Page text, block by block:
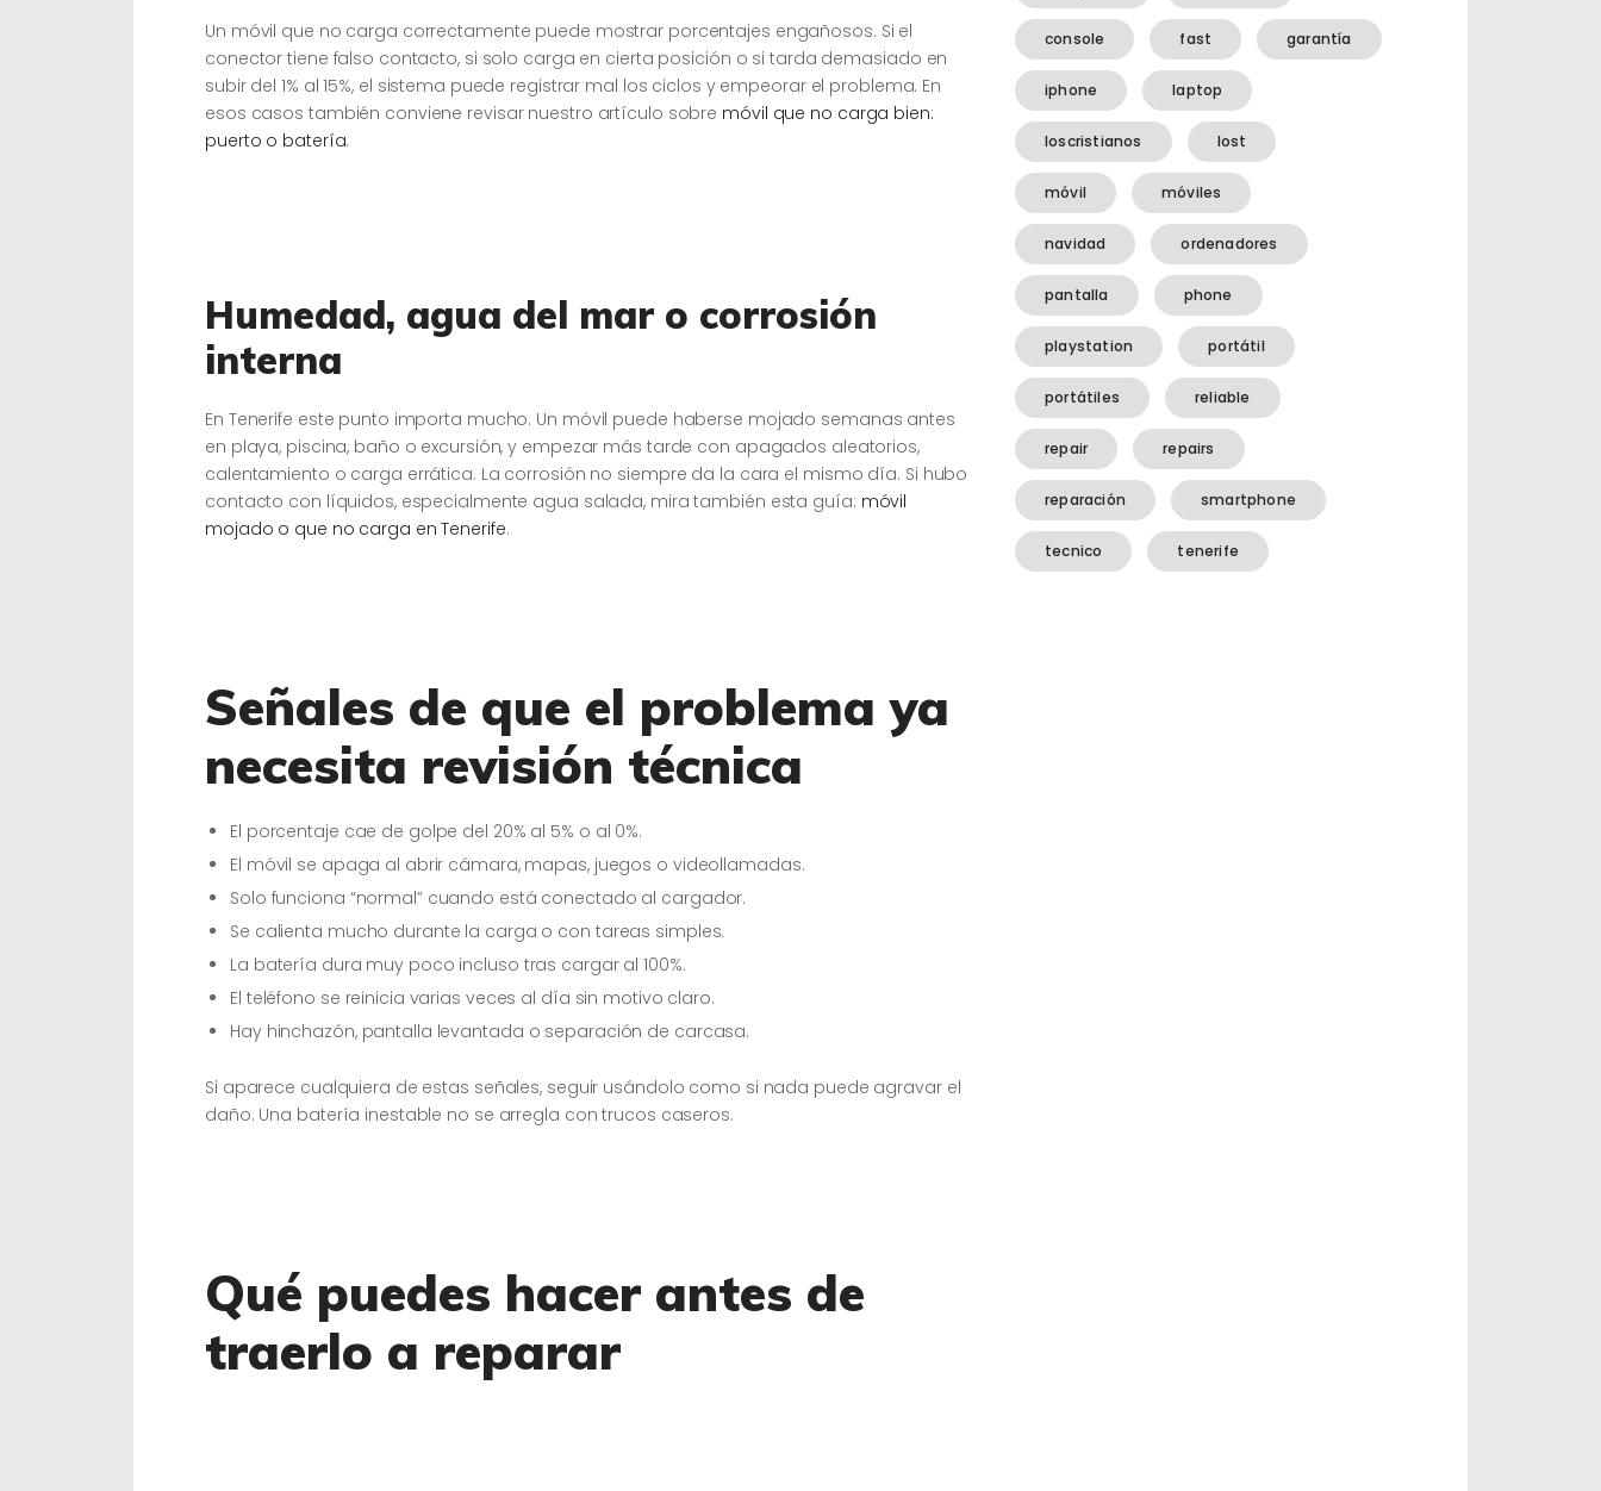
Un móvil que no carga correctamente puede mostrar porcentajes engañosos. Si el
conector tiene falso contacto, si solo carga en cierta posición o si tarda demasiado en
subir del 1% al 15%, el sistema puede registrar mal los ciclos y empeorar el problema. En
esos casos también conviene revisar nuestro artículo sobre móvil que no carga bien:
puerto o batería.
Humedad, agua del mar o corrosión
interna
En Tenerife este punto importa mucho. Un móvil puede haberse mojado semanas antes
en playa, piscina, baño o excursión, y empezar más tarde con apagados aleatorios,
calentamiento o carga errática. La corrosión no siempre da la cara el mismo día. Si hubo
contacto con líquidos, especialmente agua salada, mira también esta guía: móvil
mojado o que no carga en Tenerife.
Señales de que el problema ya
necesita revisión técnica
El porcentaje cae de golpe del 20% al 5% o al 0%.
El móvil se apaga al abrir cámara, mapas, juegos o videollamadas.
Solo funciona “normal” cuando está conectado al cargador.
Se calienta mucho durante la carga o con tareas simples.
La batería dura muy poco incluso tras cargar al 100%.
El teléfono se reinicia varias veces al día sin motivo claro.
Hay hinchazón, pantalla levantada o separación de carcasa.
Si aparece cualquiera de estas señales, seguir usándolo como si nada puede agravar el
daño. Una batería inestable no se arregla con trucos caseros.
Qué puedes hacer antes de
traerlo a reparar
console fast garantía
iphone laptop
loscristianos lost
móvil móviles
navidad ordenadores
pantalla phone
playstation portátil
portátiles reliable
repair repairs
reparación smartphone
tecnico tenerife